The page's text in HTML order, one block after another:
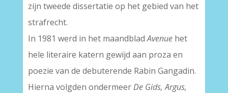
zijn tweede dissertatie op het gebied van het
strafrecht.
In 1981 werd in het maandbladAvenuehet
hele literaire katern gewijd aan proza en
poezie van de debuterende Rabin Gangadin.
Hierna volgden ondermeerDe Gids, Argus,